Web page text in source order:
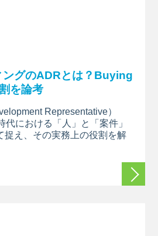
グのADRとは？Buying
を論考
Representative）
代における「人」と「案件」
捉え、その実務上の役割を解
続きを